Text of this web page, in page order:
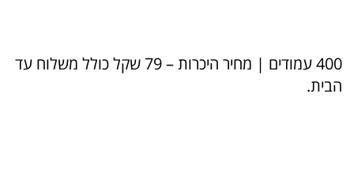
400 עמודים | מחיר היכרות – 79 שקל כולל משלוח עד
הבית.